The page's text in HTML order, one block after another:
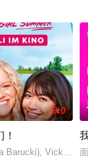
8.0
Barucki), Vicky